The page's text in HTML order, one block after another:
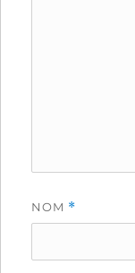
NOM *